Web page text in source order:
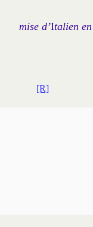
mise d’Ita­lien en
[R]